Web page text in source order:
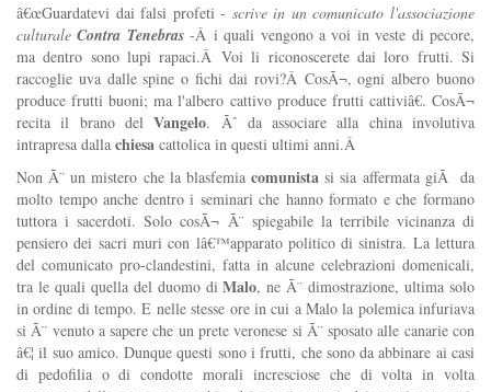
â€œGuardatevi dai falsi profeti - scrive in un comunicato l'associazione
culturaleContra Tenebras-Â i quali vengono a voi in veste di pecore,
ma dentro sono lupi rapaci.Â Voi li riconoscerete dai loro frutti. Si
raccoglie uva dalle spine o fichi dai rovi?Â CosÃ¬, ogni albero buono
produce frutti buoni; ma l'albero cattivo produce frutti cattiviâ€. CosÃ¬
recita il brano delVangelo. Ãˆ da associare alla china involutiva
intrapresa dalla chiesa cattolica in questi ultimi anni.Â
Non Ã¨ un mistero che la blasfemiacomunistasi sia affermata giÃ da
molto tempo anche dentro i seminari che hanno formato e che formano
tuttora i sacerdoti. Solo cosÃ¬ Ã¨ spiegabile la terribile vicinanza di
pensiero dei sacri muri con lâ€™apparato politico di sinistra. La lettura
del comunicato pro-clandestini, fatta in alcune celebrazioni domenicali,
tra le quali quella del duomo diMalo, ne Ã¨ dimostrazione, ultima solo
in ordine di tempo. E nelle stesse ore in cui a Malo la polemica infuriava
si Ã¨ venuto a sapere che un prete veronese si Ã¨ sposato alle canarie con
â€¦ il suo amico. Dunque questi sono i frutti, che sono da abbinare ai casi
di pedofilia o di condotte morali incresciose che di volta in volta